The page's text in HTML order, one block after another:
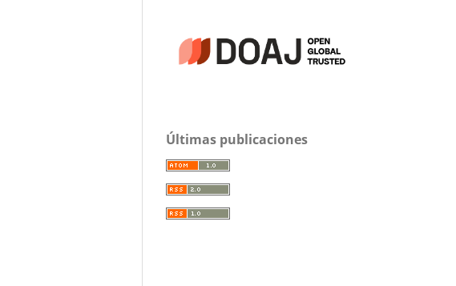
Últimas publicaciones